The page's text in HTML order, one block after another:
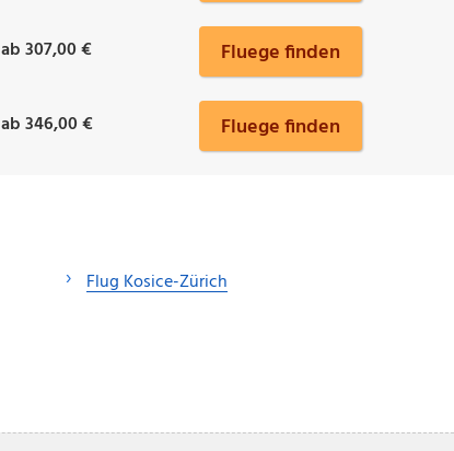
ab 307,00 € Fluege finden
ab 346,00 € Fluege finden
Flug Kosice-Zürich